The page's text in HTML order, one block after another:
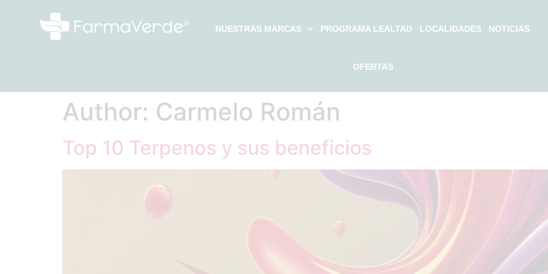
NUESTRAS MARCAS PROGRAMA LEALTAD LOCALIDADES NOTICIAS
OFERTAS
Author: Carmelo Román
Top 10 Terpenos y sus beneficios